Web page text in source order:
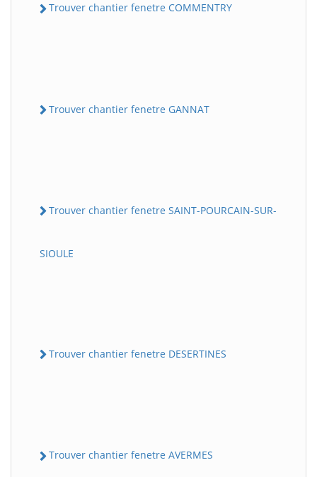
Trouver chantier fenetre COMMENTRY
Trouver chantier fenetre GANNAT
Trouver chantier fenetre SAINT-POURCAIN-SUR-
SIOULE
Trouver chantier fenetre DESERTINES
Trouver chantier fenetre AVERMES